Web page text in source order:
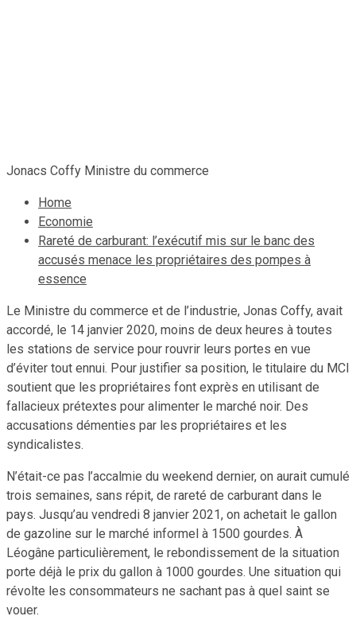
Jonacs Coffy Ministre du commerce
Home
Economie
Rareté de carburant: l’exécutif mis sur le banc des
accusés menace les propriétaires des pompes à
essence
Le Ministre du commerce et de l’industrie, Jonas Coffy, avait
accordé, le 14 janvier 2020, moins de deux heures à toutes
les stations de service pour rouvrir leurs portes en vue
d’éviter tout ennui. Pour justifier sa position, le titulaire du MCI
soutient que les propriétaires font exprès en utilisant de
fallacieux prétextes pour alimenter le marché noir. Des
accusations démenties par les propriétaires et les
syndicalistes.
N’était-ce pas l’accalmie du weekend dernier, on aurait cumulé
trois semaines, sans répit, de rareté de carburant dans le
pays. Jusqu’au vendredi 8 janvier 2021, on achetait le gallon
de gazoline sur le marché informel à 1500 gourdes. À
Léogâne particulièrement, le rebondissement de la situation
porte déjà le prix du gallon à 1000 gourdes. Une situation qui
révolte les consommateurs ne sachant pas à quel saint se
vouer.